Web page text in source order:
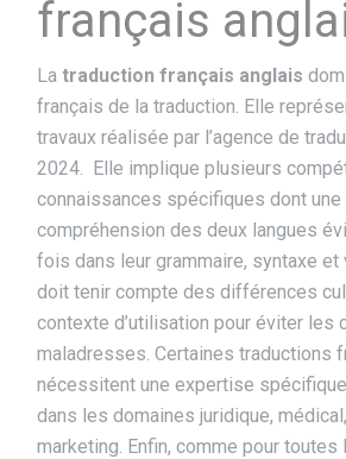
français
La traduction français anglais
français de la traduction. Elle
travaux réalisée par l’agence de
2024. Elle implique plusieurs
connaissances spécifiques dont
compréhension des deux langues
fois dans leur grammaire, syntaxe et
doit tenir compte des différences
contexte d’utilisation pour éviter les
maladresses. Certaines traductions
nécessitent une expertise
dans les domaines juridique,
marketing. Enfin, comme pour